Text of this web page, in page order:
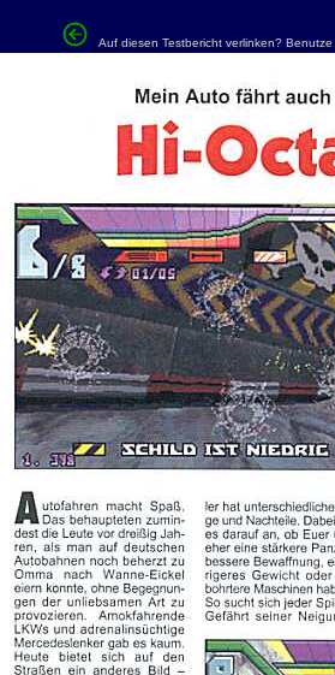
Auf diesen Testbericht verlinken? Benutze